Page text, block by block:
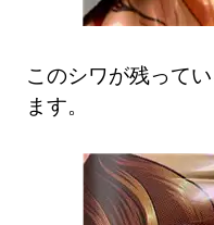
このシワが残って
ます。